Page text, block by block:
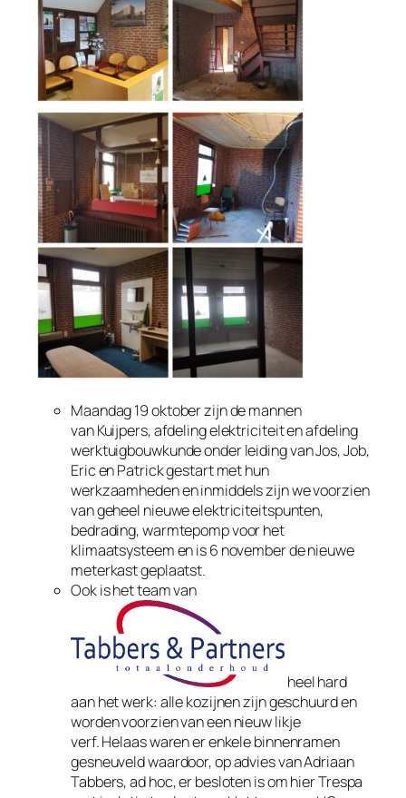
Maandag 19 oktober zijn de mannen
vanKuijpers,afdeling elektriciteit en afdeling
werktuigbouwkunde onder leiding van Jos, Job,
Eric en Patrick gestart met hun
werkzaamheden en inmiddels zijn we voorzien
van geheel nieuwe elektriciteitspunten,
bedrading, warmtepomp voor het
klimaatsysteem en is 6 november de nieuwe
meterkast geplaatst.
Ook is het team van
heel hard
aan het werk: alle kozijnen zijn geschuurd en
worden voorzien van een nieuw likje
verf. Helaas waren er enkele binnenramen
gesneuveld waardoor, op advies van Adriaan
Tabbers, ad hoc, er besloten is om hier Trespa